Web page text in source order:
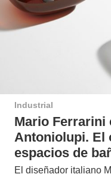
Industrial
Mario Ferrarini
Antoniolupi. El
espacios de
El diseñador italiano